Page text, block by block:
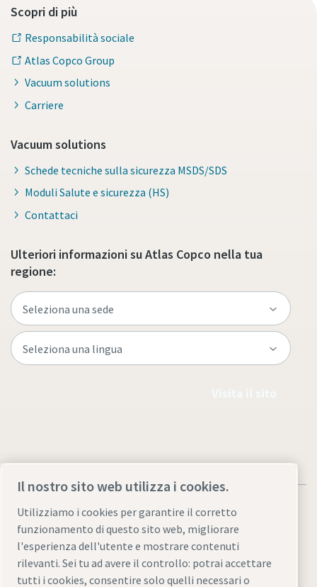
Scopri di più
Responsabilità sociale
Atlas Copco Group
Vacuum solutions
Carriere
Vacuum solutions
Schede tecniche sulla sicurezza MSDS/SDS
Moduli Salute e sicurezza (HS)
Contattaci
Ulteriori informazioni su Atlas Copco nella tua
regione:
Note legali e informativa sulla privacy
Gestione preferenze cookiesAccessibilitàMappa del sito
Il nostro sito web utilizza i cookies.
Utilizziamo i cookies per garantire il corretto
funzionamento di questo sito web, migliorare
l'esperienza dell'utente e mostrare contenuti
rilevanti. Sei tu ad avere il controllo: potrai accettare
tutti i cookies, consentire solo quelli necessari o